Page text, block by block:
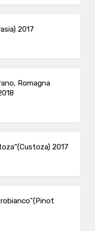
2017
Romagna
2017